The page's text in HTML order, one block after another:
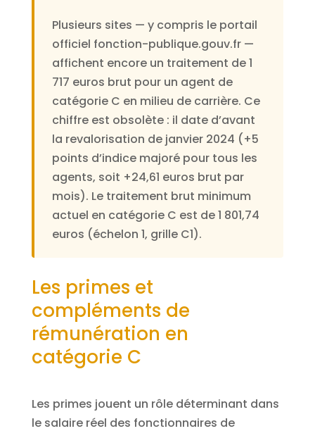
Plusieurs sites — y compris le portail
officiel fonction-publique.gouv.fr —
affichent encore un traitement de 1
717 euros brut pour un agent de
catégorie C en milieu de carrière. Ce
chiffre est obsolète : il date d’avant
la revalorisation de janvier 2024 (+5
points d’indice majoré pour tous les
agents, soit +24,61 euros brut par
mois). Le traitement brut minimum
actuel en catégorie C est de 1 801,74
euros (échelon 1, grille C1).
Les primes et
compléments de
rémunération en
catégorie C
Les primes jouent un rôle déterminant dans
le salaire réel des fonctionnaires de